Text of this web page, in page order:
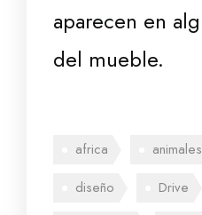
aparecen en
del mueble.
africa animales
diseño
Drive